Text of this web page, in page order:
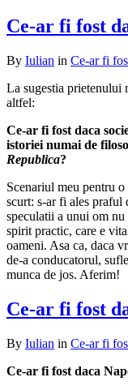
Ce-ar fi fost
By Iulian in Ce-ar fi
La sugestia prietenului
altfel:
Ce-ar fi fost daca
istoriei numai de
Republica?
Scenariul meu pentru
scurt: s-ar fi ales praful
speculatii a unui om
spirit practic, care e
oameni. Asa ca, daca
de-a conducatorul,
munca de jos. Aferim!
Ce-ar fi fost
By Iulian in Ce-ar fi
Ce-ar fi fost daca